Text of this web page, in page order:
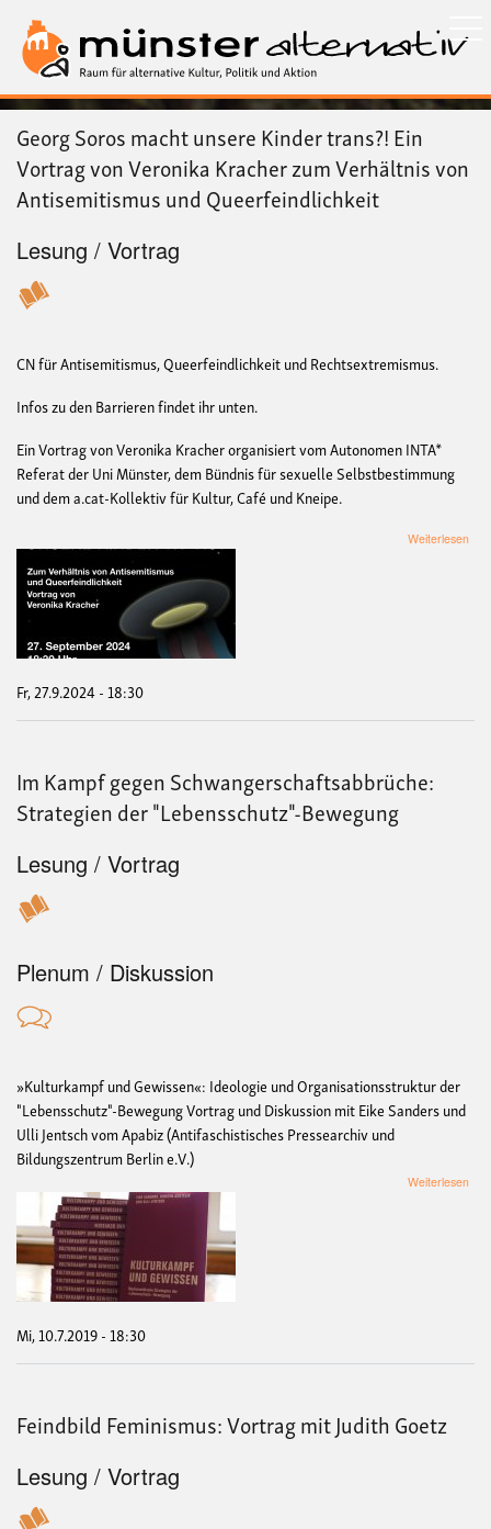
zum
Inhalt
Georg Soros macht unsere Kinder trans?! Ein
Vortrag von Veronika Kracher zum Verhältnis von
Antisemitismus und Queerfeindlichkeit
Lesung / Vortrag
CN für Antisemitismus, Queerfeindlichkeit und Rechtsextremismus.
Infos zu den Barrieren findet ihr unten.
Ein Vortrag von Veronika Kracher organisiert vom Autonomen INTA*
Referat der Uni Münster, dem Bündnis für sexuelle Selbstbestimmung
und dem a.cat-Kollektiv für Kultur, Café und Kneipe.
Weiterlesen
Fr, 27.9.2024 - 18:30
Im Kampf gegen Schwangerschaftsabbrüche:
Strategien der "Lebensschutz"-Bewegung
Lesung / Vortrag
Plenum / Diskussion
»Kulturkampf und Gewissen«: Ideologie und Organisationsstruktur der
"Lebensschutz"-Bewegung Vortrag und Diskussion mit Eike Sanders und
Ulli Jentsch vom Apabiz (Antifaschistisches Pressearchiv und
Bildungszentrum Berlin e.V.)
Weiterlesen
Mi, 10.7.2019 - 18:30
Feindbild Feminismus: Vortrag mit Judith Goetz
Lesung / Vortrag